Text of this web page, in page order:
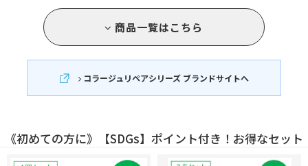
商品一覧はこちら
コラージュリペアシリーズ ブランドサイトへ
《初めての方に》【SDGs】ポイント付き！お得なセット